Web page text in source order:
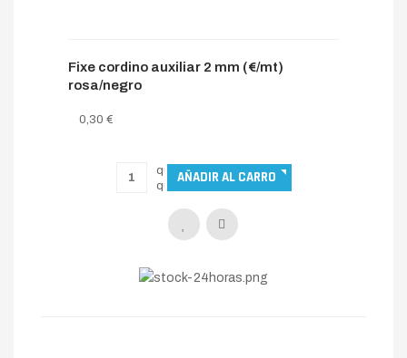
Fixe cordino auxiliar 2 mm (€/mt)
rosa/negro
0,30 €